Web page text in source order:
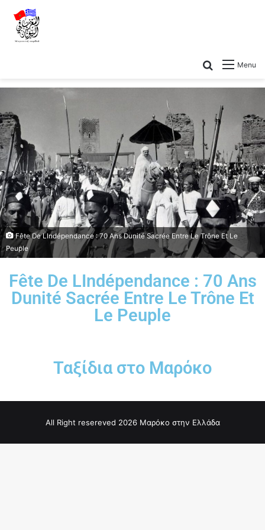
Menu
Fête De LIndépendance : 70 Ans Dunité Sacrée Entre Le Trône Et Le
Peuple
Fête De LIndépendance : 70 Ans
Dunité Sacrée Entre Le Trône Et
Le Peuple
Ταξίδια στο Μαρόκο
All Right resereved 2026 Μαρόκο στην Ελλάδα